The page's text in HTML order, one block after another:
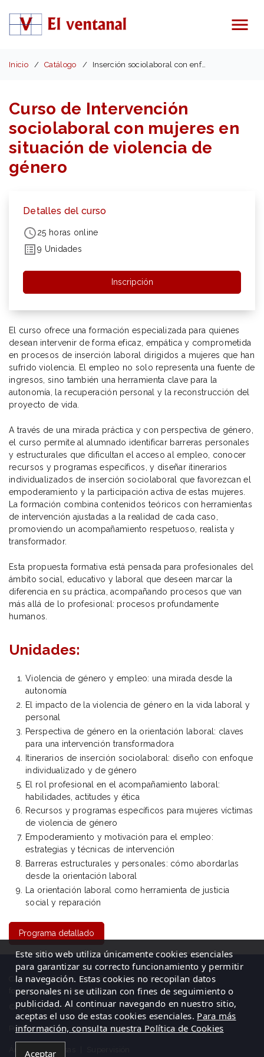
Menú
Inicio Catálogo Inserción sociolaboral con enfoque de género
Curso de Intervención
sociolaboral con mujeres en
situación de violencia de
género
Detalles del curso
25 horas online
9 Unidades
Inscripción
El curso ofrece una formación especializada para quienes
desean intervenir de forma eficaz, empática y comprometida
en procesos de inserción laboral dirigidos a mujeres que han
sufrido violencia. El empleo no solo representa una fuente de
ingresos, sino también una herramienta clave para la
autonomía, la recuperación personal y la reconstrucción del
proyecto de vida.
A través de una mirada práctica y con perspectiva de género,
el curso permite al alumnado identificar barreras personales
y estructurales que dificultan el acceso al empleo, conocer
recursos y programas específicos, y diseñar itinerarios
individualizados de inserción sociolaboral que favorezcan el
empoderamiento y la participación activa de estas mujeres.
La formación combina contenidos teóricos con herramientas
de intervención ajustadas a la realidad de cada caso,
promoviendo un acompañamiento respetuoso, realista y
transformador.
Esta propuesta formativa está pensada para profesionales del
ámbito social, educativo y laboral que deseen marcar la
diferencia en su práctica, acompañando procesos que van
más allá de lo profesional: procesos profundamente
humanos.
Unidades:
Violencia de género y empleo: una mirada desde la
autonomía
El impacto de la violencia de género en la vida laboral y
personal
Perspectiva de género en la orientación laboral: claves
para una intervención transformadora
Itinerarios de inserción sociolaboral: diseño con enfoque
individualizado y de género
El rol profesional en el acompañamiento laboral:
habilidades, actitudes y ética
Recursos y programas específicos para mujeres víctimas
de violencia de género
Empoderamiento y motivación para el empleo:
estrategias y técnicas de intervención
Barreras estructurales y personales: cómo abordarlas
desde la orientación laboral
La orientación laboral como herramienta de justicia
social y reparación
Programa detallado
C/ La Cigüeña, 50, Logroño (La Rioja)| Tel: 941 23 59 65
formacion@elventanal.es
© 2026 El Ventanal
Política de Privacidad | Aviso legal | Política de cookies
Área de empresas
Este sitio web utiliza únicamente cookies esenciales
para garantizar su correcto funcionamiento y permitir
la navegación. Estas cookies no recopilan datos
personales ni se utilizan con fines de seguimiento o
publicidad. Al continuar navegando en nuestro sitio,
aceptas el uso de estas cookies esenciales. Para más
información, consulta nuestra Política de Cookies
Aceptar